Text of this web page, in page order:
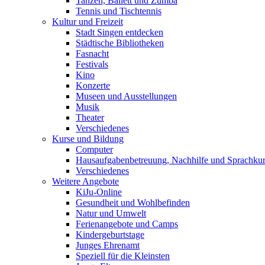
Tennis und Tischtennis
Kultur und Freizeit
Stadt Singen entdecken
Städtische Bibliotheken
Fasnacht
Festivals
Kino
Konzerte
Museen und Ausstellungen
Musik
Theater
Verschiedenes
Kurse und Bildung
Computer
Hausaufgabenbetreuung, Nachhilfe und
Verschiedenes
Weitere Angebote
KiJu-Online
Gesundheit und Wohlbefinden
Natur und Umwelt
Ferienangebote und Camps
Kindergeburtstage
Junges Ehrenamt
Speziell für die Kleinsten